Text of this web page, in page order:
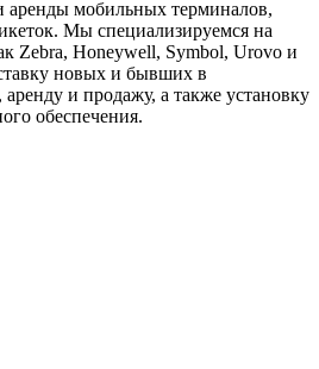
аренды мобильных терминалов,
Мы специализируемся на
Zebra, Honeywell, Symbol, Urovo и
новых и бывших в
и продажу, а также установку
обеспечения.